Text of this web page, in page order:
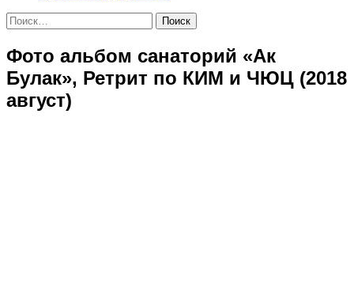
Найти:
Фото альбом санаторий «Ак
Булак», Ретрит по КИМ и ЧЮЦ (2018
август)